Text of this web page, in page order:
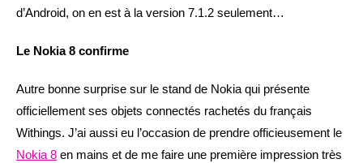
d’Android, on en est à la version 7.1.2 seulement…
Le Nokia 8 confirme
Autre bonne surprise sur le stand de Nokia qui présente
officiellement ses objets connectés rachetés du français
Withings. J’ai aussi eu l’occasion de prendre officieusement le
Nokia 8 en mains et de me faire une première impression très